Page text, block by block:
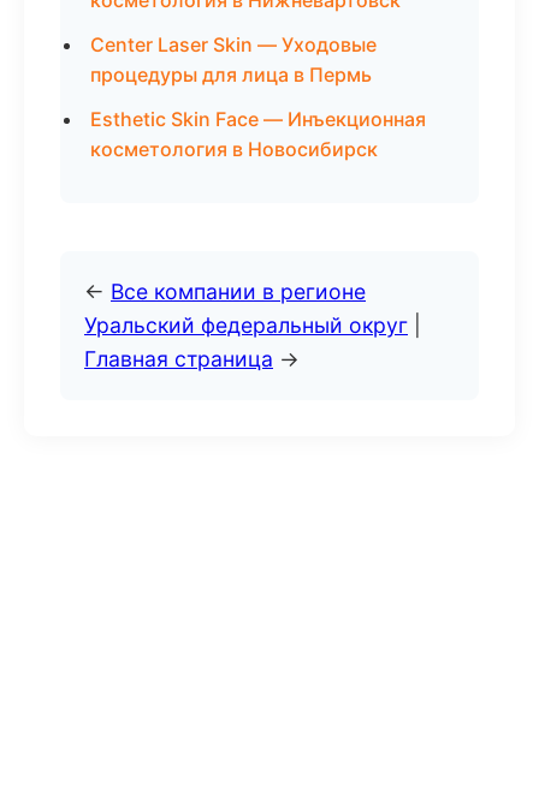
Center Laser Skin — Уходовые
процедуры для лица в Пермь
Esthetic Skin Face — Инъекционная
косметология в Новосибирск
← Все компании в регионе
Уральский федеральный округ
Главная страница →